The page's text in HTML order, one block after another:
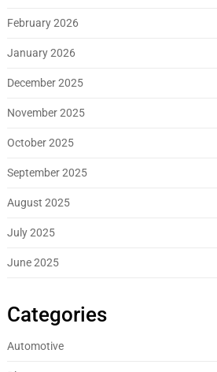
February 2026
January 2026
December 2025
November 2025
October 2025
September 2025
August 2025
July 2025
June 2025
Categories
Automotive